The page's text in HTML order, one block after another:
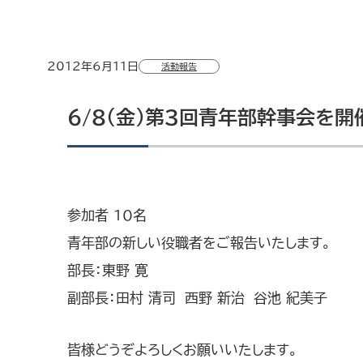
2012年6月11日 活動報告
6/8（金）第3回青年部幹事会を開
参加者 10名
青年部の新しい役職者をご報告いたします。
部長：東野 寛
副部長：田村 清司 西野 新治 谷池 紀美子
皆様どうぞよろしくお願いいたします。